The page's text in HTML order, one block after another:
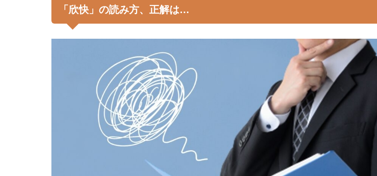
「欣快」の読み方、正解は…